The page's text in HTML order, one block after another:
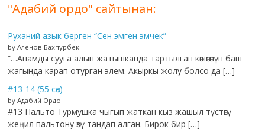
"Адабий ордо" сайтынан:
Руханий азык берген “Сен эмген эмчек”
by Аленов Бахпурбек
“…Апамды сууга алып жатышканда тартылган көшөгөнүн баш
жагында карап отурган элем. Акыркы жолу болсо да […]
#13-14 (55 сөз)
by Адабий Ордо
#13 Пальто Турмушка чыгып жаткан кыз жашыл түстөгү
жеңил пальтону өзү тандап алган. Бирок бир […]